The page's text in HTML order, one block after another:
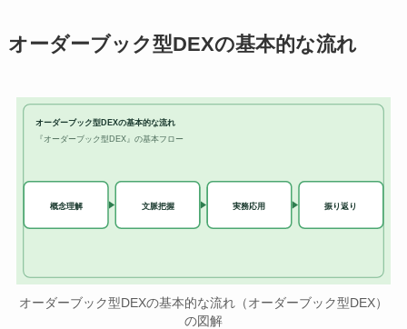
オーダーブック型DEXの基本的な流れ
オーダーブック型DEXの基本的な流れ
『オーダーブック型DEX』の基本フロー
概念理解 文脈把握 実務応用 振り返り
オーダーブック型DEXの基本的な流れ（オーダーブック型DEX）
の図解